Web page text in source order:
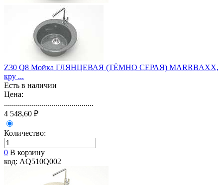
Z30 Q8 Мойка ГЛЯНЦЕВАЯ (ТЁМНО СЕРАЯ) MARRBAXX,
кру ...
Есть в наличии
Цена:
.............................................
4 548,60 ₽
Количество:
0 В корзину
код: AQ510Q002